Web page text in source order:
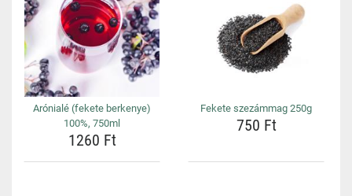
Arónialé (fekete berkenye)
100%, 750ml
1260 Ft
Fekete szezámmag 250g
750 Ft